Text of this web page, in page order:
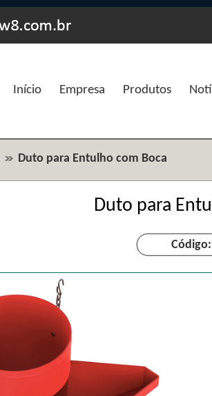
Início Empresa Produtos
Duto para Entulho com Boca
Duto para